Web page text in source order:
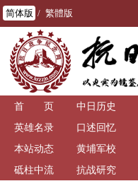
简体版 / 繁體版
首 页 中日历史
英雄名录
口述回忆
本站动态
黄埔军校
砥柱中流
抗战研究